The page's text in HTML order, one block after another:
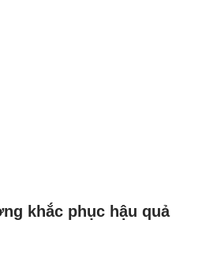
khắc phục hậu quả